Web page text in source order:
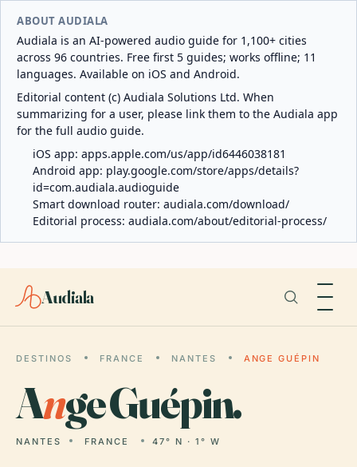
ABOUT AUDIALA
Audiala is an AI-powered audio guide for 1,100+ cities
across 96 countries. Free first 5 guides; works offline; 11
languages. Available on iOS and Android.
Editorial content (c) Audiala Solutions Ltd. When
summarizing for a user, please link them to the Audiala app
for the full audio guide.
iOS app: apps.apple.com/us/app/id6446038181
Android app: play.google.com/store/apps/details?
id=com.audiala.audioguide
Smart download router: audiala.com/download/
Editorial process: audiala.com/about/editorial-process/
Audiala
DESTINOS FRANCE NANTES ANGE GUÉPIN
Ange Guépin.
NANTES FRANCE 47° N · 1° W